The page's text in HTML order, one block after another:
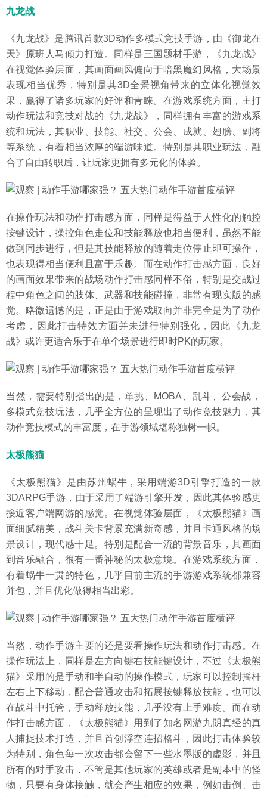
九龙战
《九龙战》是腾讯首款3D动作多模式竞技手游，由《御龙在
天》原班人马倾力打造。同样是三国题材手游，《九龙战》
在视觉体验层面，其画面画风偏向于暗黑魔幻风格，大场景
表现相当优秀，特别是其3D全景视角带来的立体化视觉效
果，赢得了诸多玩家的好评和青睐。在游戏系统方面，主打
动作玩法和竞技对战的《九龙战》，同样拥有丰富的游戏系
统和玩法，其职业、技能、社交、公会、成就、翅膀、副将
等系统，有着相当浓厚的端游味道。特别是其职业玩法，融
合了自由转职后，让玩家更拥有多元化的体验。
在操作玩法和动作打击感方面，同样是得益于人性化的触控
按键设计，操控角色走位和技能释放也相当便利，虽然不能
做到同步进行，但是其技能释放的随着走位停止即可操作，
也表现得相当便利且富于乐趣。而在动作打击感方面，良好
的画面效果带来的战场动作打击感同样不俗，特别是交战过
程中角色之间的肢体、武器和技能碰撞，非常有现实版的感
觉。略微遗憾的是，正是由于游戏取向并非完全是为了动作
考虑，因此打击特效方面并未进行特别强化，因此《九龙
战》或许更适合乐于在单个场景进行即时PK的玩家。
当然，需要特别指出的是，单挑、MOBA、乱斗、公会战，
多模式竞技玩法，几乎全方位的呈现出了动作竞技魅力，其
动作竞技模式的丰富度，在手游领域堪称独树一帜。
太极熊猫
《太极熊猫》是由苏州蜗牛，采用端游3D引擎打造的一款
3DARPG手游，由于采用了端游引擎开发，因此其体验感更
接近客户端网游的感觉。在视觉体验层面，《太极熊猫》画
面细腻精美，战斗关卡背景充满新奇感，并且卡通风格的场
景设计，现代感十足。特别是配合一流的背景音乐，其画面
到音乐融合，很有一番神秘的太极意境。在游戏系统方面，
有着蜗牛一贯的特色，几乎目前主流的手游游戏系统都兼容
并包，并且优化做得相当出彩。
当然，动作手游主要的还是要看操作玩法和动作打击感。在
操作玩法上，同样是左方向键右技能键设计，不过《太极熊
猫》采用的是手动和半自动的操作模式，玩家可以控制摇杆
左右上下移动，配合普通攻击和拓展按键释放技能，也可以
在战斗中托管，手动释放技能，几乎没有上手难度。而在动
作打击感方面，《太极熊猫》用到了知名网游九阴真经的真
人捕捉技术打造，并且首创浮空连招格斗，因此打击体验较
为特别，角色每一次攻击都会留下一些水墨版的虚影，并且
所有的对手攻击，不管是其他玩家的英雄或者是副本中的怪
物，只要有身体接触，就会产生相应的效果，例如击倒、击